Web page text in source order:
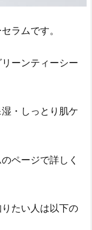
ラムです。
ーンティーシー
・しっとり肌ケ
ページで詳しく
たい人は以下の